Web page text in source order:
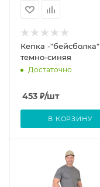
Кепка -"бейсболка"
темно-синяя
Достаточно
453 ₽/шт
В КОРЗИНУ